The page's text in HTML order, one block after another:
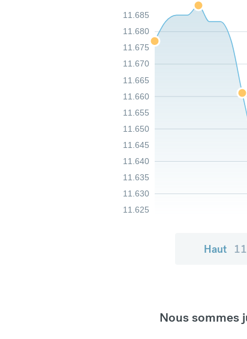
11.625
11.630
11.635
11.640
11.645
11.650
11.655
11.660
11.665
11.670
11.675
11.680
11.685
Haut
Nous sommes